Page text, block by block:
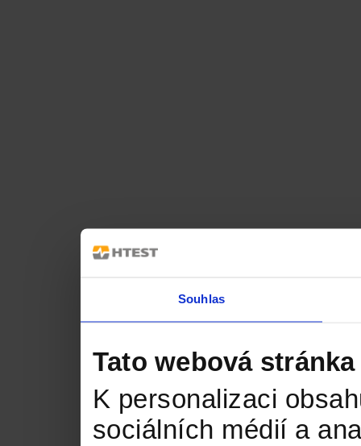
Souhlas
Tato webová
K personalizaci
sociálních médií a